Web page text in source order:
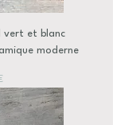
vert et blanc
moderne